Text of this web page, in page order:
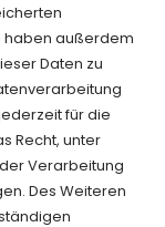
haben außerdem
Daten zu
für die
Recht, unter
Verarbeitung
Des Weiteren